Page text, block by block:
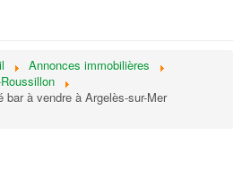
Annonces immobilières
bar à vendre à Argelès-sur-Mer